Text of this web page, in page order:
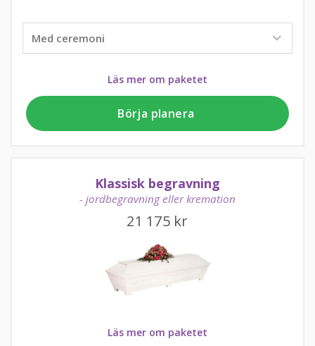
Läs mer om paketet
Börja planera
Klassisk begravning
- jordbegravning eller kremation
21 175 kr
Läs mer om paketet